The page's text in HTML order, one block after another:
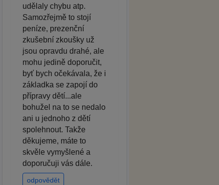
udělaly chybu atp.
Samozřejmě to stojí
peníze, prezenční
zkušební zkoušky už
jsou opravdu drahé, ale
mohu jedině doporučit,
byť bych očekávala, že i
základka se zapojí do
přípravy dětí...ale
bohužel na to se nedalo
ani u jednoho z dětí
spolehnout. Takže
děkujeme, máte to
skvěle vymyšlené a
doporučuji vás dále.
odpovědět